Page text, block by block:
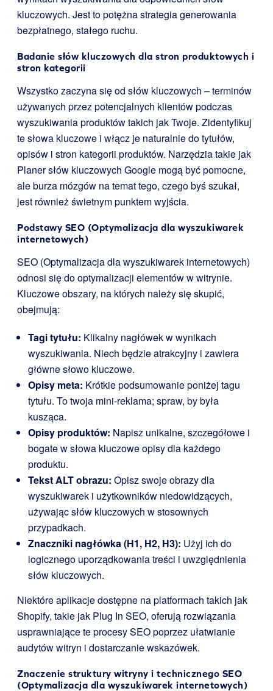
kluczowych. Jest to potężna strategia generowania
bezpłatnego, stałego ruchu.
Badanie słów kluczowych dla stron produktowych i
stron kategorii
Wszystko zaczyna się od słów kluczowych – terminów
używanych przez potencjalnych klientów podczas
wyszukiwania produktów takich jak Twoje. Zidentyfikuj
te słowa kluczowe i włącz je naturalnie do tytułów,
opisów i stron kategorii produktów. Narzędzia takie jak
Planer słów kluczowych Google mogą być pomocne,
ale burza mózgów na temat tego, czego byś szukał,
jest również świetnym punktem wyjścia.
Podstawy SEO (Optymalizacja dla wyszukiwarek
internetowych)
SEO (Optymalizacja dla wyszukiwarek internetowych)
odnosi się do optymalizacji elementów w witrynie.
Kluczowe obszary, na których należy się skupić,
obejmują:
Tagi tytułu: Klikalny nagłówek w wynikach
wyszukiwania. Niech będzie atrakcyjny i zawiera
główne słowo kluczowe.
Opisy meta: Krótkie podsumowanie poniżej tagu
tytułu. To twoja mini-reklama; spraw, by była
kusząca.
Opisy produktów: Napisz unikalne, szczegółowe i
bogate w słowa kluczowe opisy dla każdego
produktu.
Tekst ALT obrazu: Opisz swoje obrazy dla
wyszukiwarek i użytkowników niedowidzących,
używając słów kluczowych w stosownych
przypadkach.
Znaczniki nagłówka (H1, H2, H3): Użyj ich do
logicznego uporządkowania treści i uwzględnienia
słów kluczowych.
Niektóre aplikacje dostępne na platformach takich jak
Shopify, takie jak Plug In SEO, oferują rozwiązania
usprawniające te procesy SEO poprzez ułatwianie
audytów witryn i dostarczanie wskazówek.
Znaczenie struktury witryny i technicznego SEO
(Optymalizacja dla wyszukiwarek internetowych)